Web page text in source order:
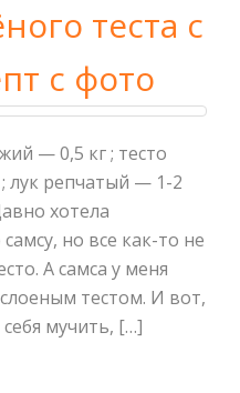
теста с
с фото
— 0,5 кг ; тесто
лук репчатый — 1-2
хотела
но все как-то не
А самса у меня
тестом. И вот,
мучить, […]